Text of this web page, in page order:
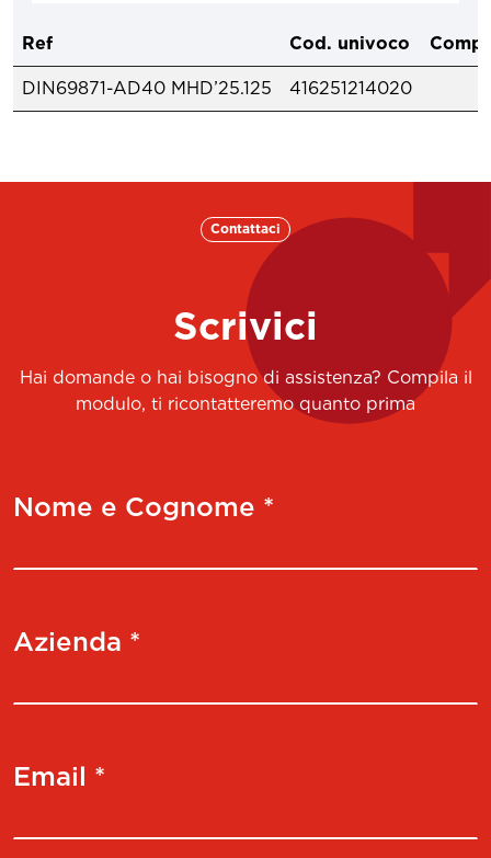
Ref Cod. univoco
DIN69871-AD40 MHD’25.125 416251214020
Contattaci
Scrivici
Hai domande o hai bisogno di assistenza? Compila il
modulo, ti ricontatteremo quanto prima
Nome e Cognome *
Azienda *
Email *